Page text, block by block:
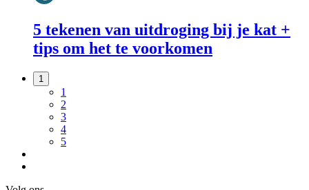
5 tekenen van uitdroging bij je kat +
tips om het te voorkomen
1
1
2
3
4
5